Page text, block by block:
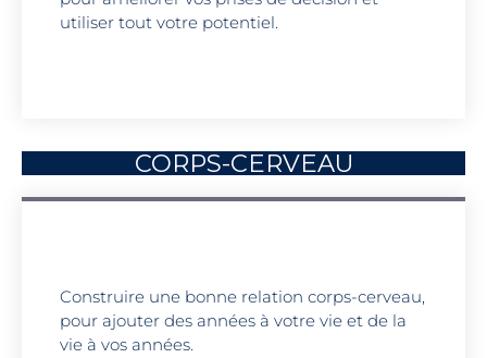
utiliser tout votre potentiel.
CORPS-CERVEAU
Construire une bonne relation corps-cerveau,
pour ajouter des années à votre vie et de la
vie à vos années.